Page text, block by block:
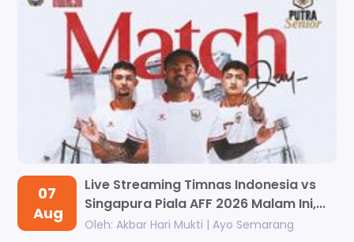
07
Aug
Live Streaming Timnas Indonesia vs
Singapura Piala AFF 2026 Malam Ini,...
Oleh: Akbar Hari Mukti | Ayo Semarang